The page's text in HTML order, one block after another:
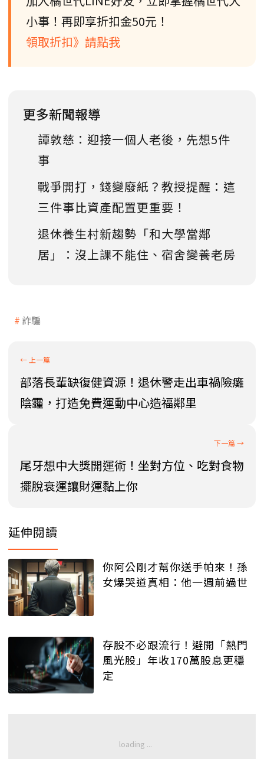
小事！再即享折扣金50元！
領取折扣》請點我
更多新聞報導
譚敦慈：迎接一個人老後，先想5件
事
戰爭開打，錢變廢紙？教授提醒：這
三件事比資產配置更重要！
退休養生村新趨勢「和大學當鄰
居」：沒上課不能住、宿舍變養老房
詐騙
部落長輩缺復健資源！退休警走出車禍險癱
陰霾，打造免費運動中心造福鄰里
尾牙想中大獎開運術！坐對方位、吃對食物
擺脫衰運讓財運黏上你
延伸閱讀
你阿公剛才幫你送手帕來！孫
女爆哭道真相：他一週前過世
存股不必跟流行！避開「熱門
風光股」年收170萬股息更穩
定